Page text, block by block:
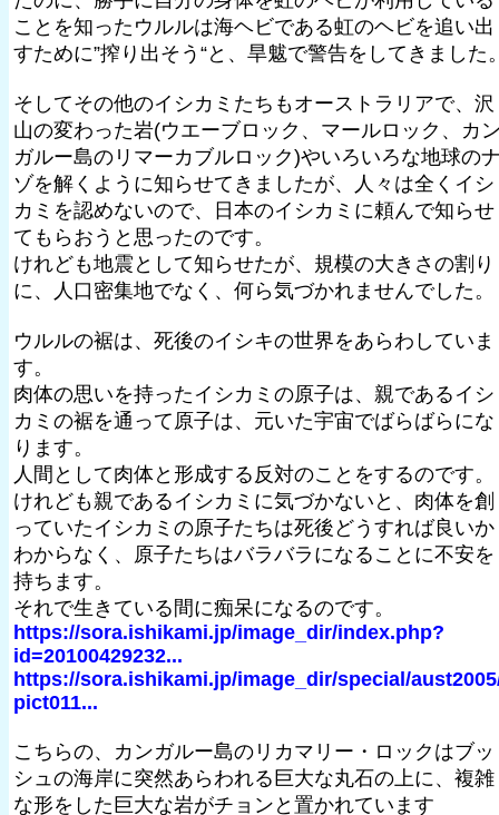
ことを知ったウルルは海ヘビである虹のヘビを追い出
すために”搾り出そう“と、旱魃で警告をしてきました
そしてその他のイシカミたちもオーストラリアで、沢
山の変わった岩(ウエーブロック、マールロック、カ
ガルー島のリマーカブルロック)やいろいろな地球の
ゾを解くように知らせてきましたが、人々は全くイシ
カミを認めないので、日本のイシカミに頼んで知らせ
てもらおうと思ったのです。
けれども地震として知らせたが、規模の大きさの割り
に、人口密集地でなく、何ら気づかれませんでした。
ウルルの裾は、死後のイシキの世界をあらわしていま
す。
肉体の思いを持ったイシカミの原子は、親であるイシ
カミの裾を通って原子は、元いた宇宙でばらばらにな
ります。
人間として肉体と形成する反対のことをするのです。
けれども親であるイシカミに気づかないと、肉体を創
っていたイシカミの原子たちは死後どうすれば良いか
わからなく、原子たちはバラバラになることに不安を
持ちます。
それで生きている間に痴呆になるのです。
https://sora.ishikami.jp/image_dir/index.php?
id=20100429232...
https://sora.ishikami.jp/image_dir/special/
pict011...
こちらの、カンガルー島のリカマリー・ロックはブッ
シュの海岸に突然あらわれる巨大な丸石の上に、複雑
な形をした巨大な岩がチョンと置かれています